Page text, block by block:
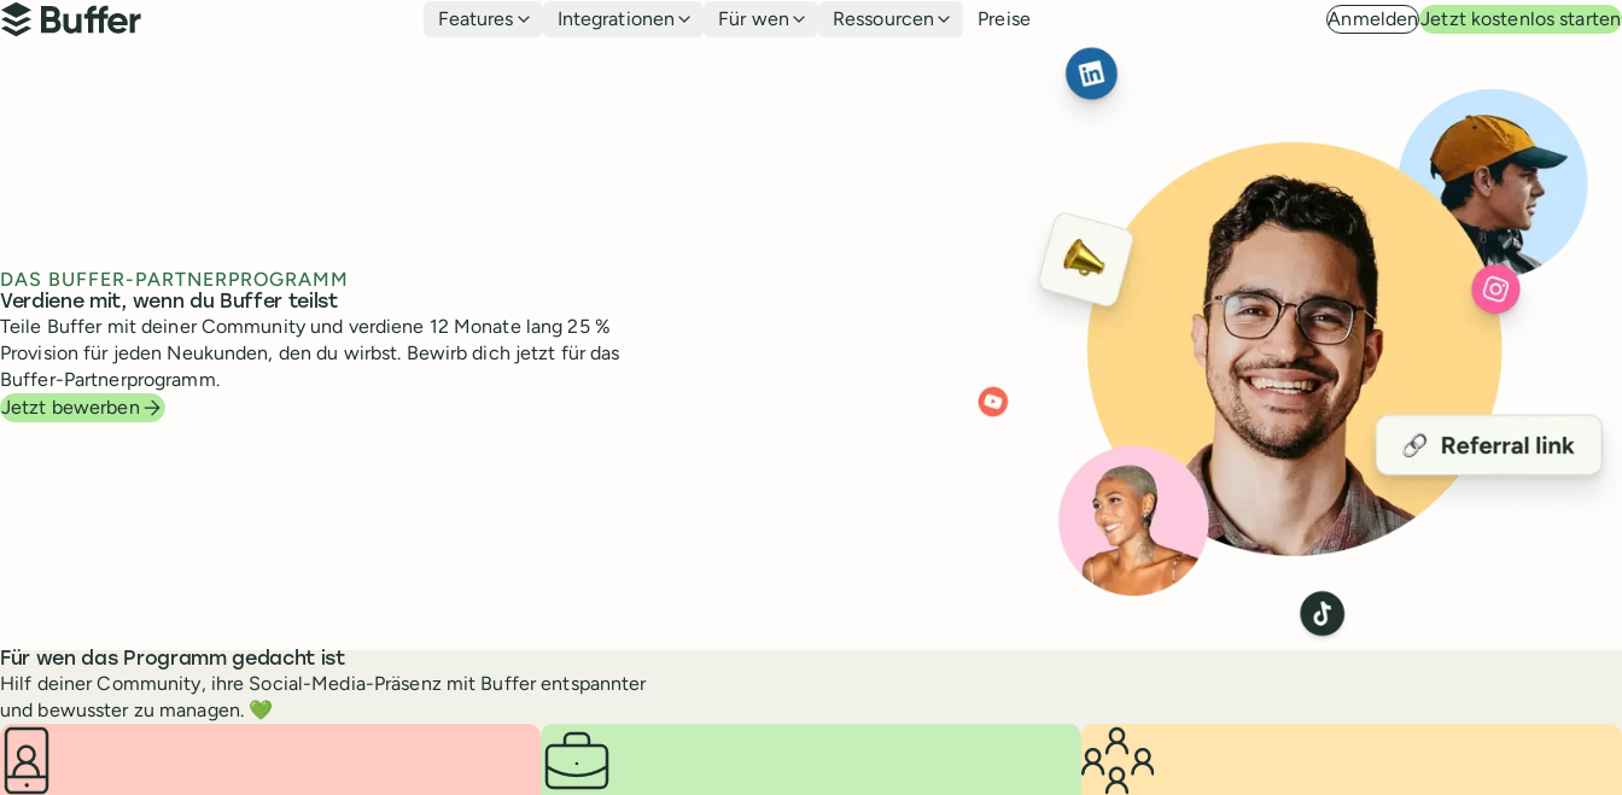
Hauptnavigation
Buffer
Features Integrationen Für wen Ressourcen Preise AnmeldenJetzt kostenlos starten
DAS BUFFER-PARTNERPROGRAMM
Verdiene mit, wenn du Buffer teilst
Teile Buffer mit deiner Community und verdiene 12 Monate lang 25 %
Provision für jeden Neukunden, den du wirbst. Bewirb dich jetzt für das
Buffer-Partnerprogramm.
Jetzt bewerben
Für wen das Programm gedacht ist
Hilf deiner Community, ihre Social-Media-Präsenz mit Buffer entspannter
und bewusster zu managen. 💚